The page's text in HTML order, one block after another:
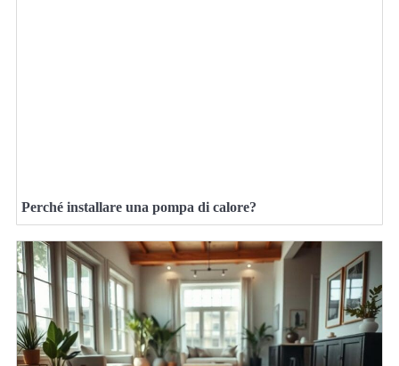
Perché installare una pompa di calore?